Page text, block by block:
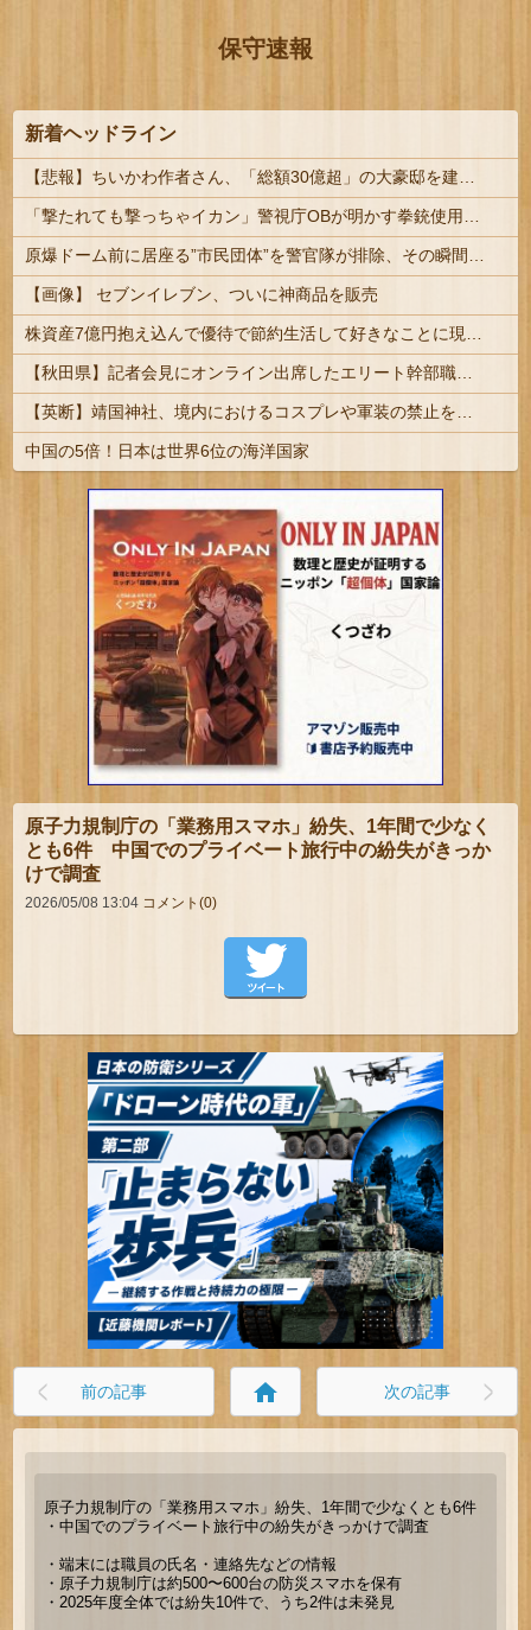
保守速報
新着ヘッドライン
【画像】 セブンイレブン、ついに神商品を販売
中国の5倍！日本は世界6位の海洋国家
原子力規制庁の「業務用スマホ」紛失、1年間で少なく
とも6件 中国でのプライベート旅行中の紛失がきっか
けで調査
2026/05/08 13:04 コメント(0)
前の記事 home 次の記事
原子力規制庁の「業務用スマホ」紛失、1年間で少なくとも6件
・中国でのプライベート旅行中の紛失がきっかけで調査
・端末には職員の氏名・連絡先などの情報
・原子力規制庁は約500〜600台の防災スマホを保有
・2025年度全体では紛失10件で、うち2件は未発見